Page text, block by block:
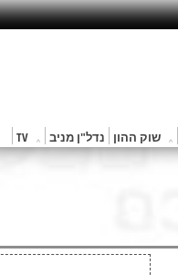
שוק ההון נדל"ן מניב TV